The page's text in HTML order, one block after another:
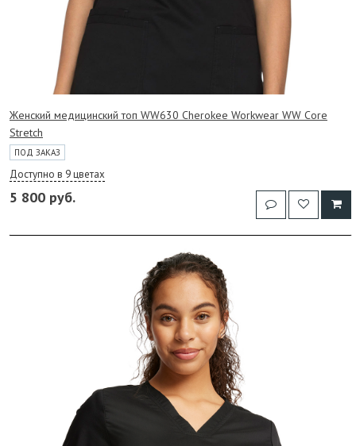
Женский медицинский топ WW630 Cherokee Workwear WW Core
Stretch
ПОД ЗАКАЗ
Доступно в 9 цветах
5 800 руб.